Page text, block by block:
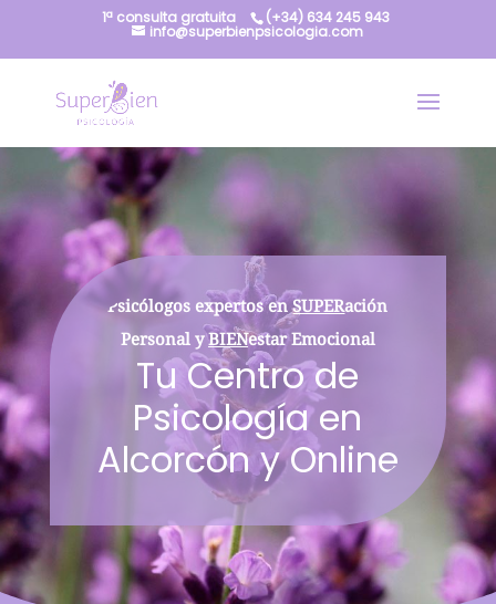
1ª consulta gratuita (+34) 634 245 943
info@superbienpsicologia.com
Psicólogos expertos enSUPERación
Personal yBIENestar Emocional
Tu Centro de
Psicología en
Alcorcón y Online